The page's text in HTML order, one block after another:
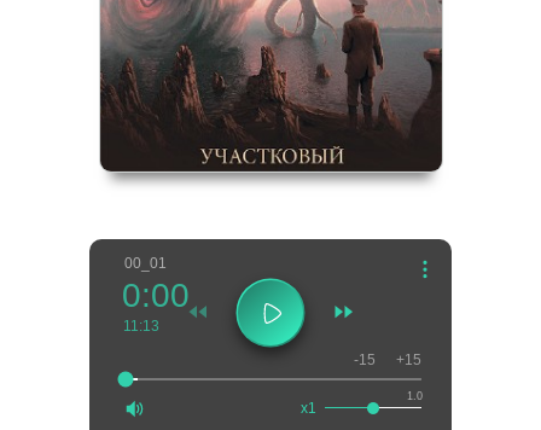
00_01
0:00
11:13
1.0
x1
-15 +15